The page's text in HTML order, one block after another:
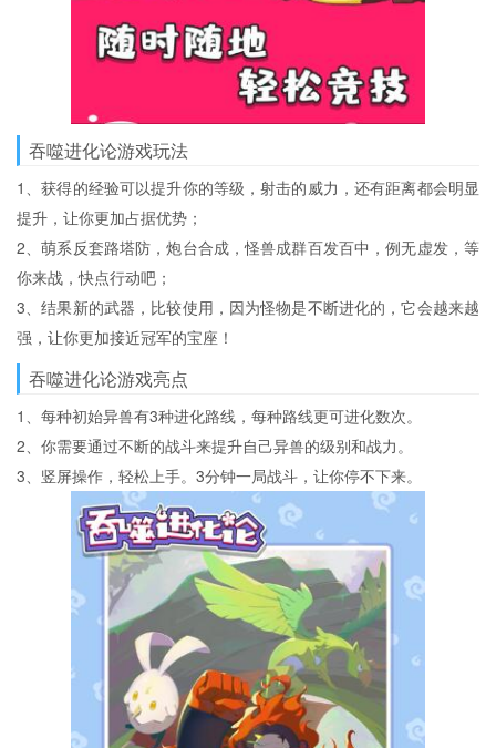
吞噬进化论游戏玩法
1、获得的经验可以提升你的等级，射击的威力，还有距离都会明显
提升，让你更加占据优势；
2、萌系反套路塔防，炮台合成，怪兽成群百发百中，例无虚发，等
你来战，快点行动吧；
3、结果新的武器，比较使用，因为怪物是不断进化的，它会越来越
强，让你更加接近冠军的宝座！
吞噬进化论游戏亮点
1、每种初始异兽有3种进化路线，每种路线更可进化数次。
2、你需要通过不断的战斗来提升自己异兽的级别和战力。
3、竖屏操作，轻松上手。3分钟一局战斗，让你停不下来。